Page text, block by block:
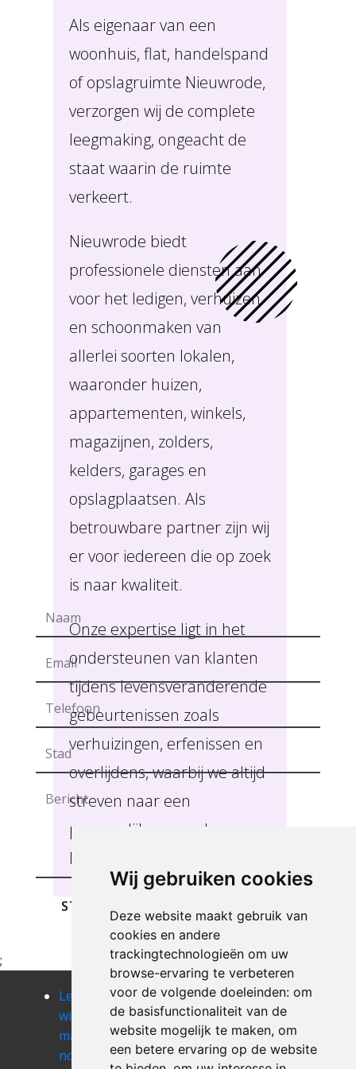
Wij gebruiken cookies
Deze website maakt gebruik van
cookies en andere
trackingtechnologieën om uw
browse-ervaring te verbeteren
voor de volgende doeleinden: om
de basisfunctionaliteit van de
website mogelijk te maken, om
een betere ervaring op de website
Als eigenaar van een
woonhuis, flat, handelspand
of opslagruimte Nieuwrode,
verzorgen wij de complete
leegmaking, ongeacht de
staat waarin de ruimte
verkeert.
Nieuwrode biedt
professionele diensten aan
voor het ledigen, verhuizen
en schoonmaken van
allerlei soorten lokalen,
waaronder huizen,
appartementen, winkels,
magazijnen, zolders,
kelders, garages en
opslagplaatsen. Als
betrouwbare partner zijn wij
er voor iedereen die op zoek
is naar kwaliteit.
Onze expertise ligt in het
ondersteunen van klanten
tijdens levensveranderende
gebeurtenissen zoals
verhuizingen, erfenissen en
overlijdens, waarbij we altijd
streven naar een
persoonlijke aanpak
Nieuwrode .
STUREN
;
Leegmaken
winkel of
magazij
nossegem
Leegmaken
winkel of
magazij
oetingen
Leegmaken
winkel of
magazij onze-
lieve-vrouw-